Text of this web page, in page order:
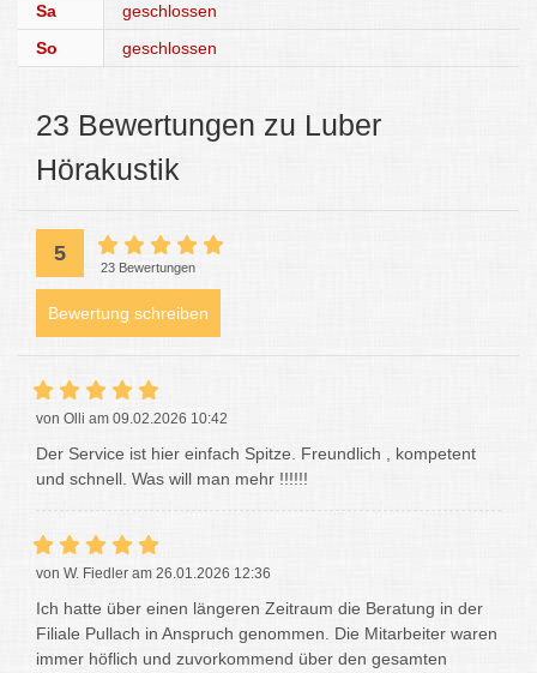
Sa
geschlossen
So
geschlossen
23 Bewertungen zu Luber
Hörakustik
5
23 Bewertungen
Bewertung schreiben
von Olli am 09.02.2026 10:42
Der Service ist hier einfach Spitze. Freundlich , kompetent
und schnell. Was will man mehr !!!!!!
von W. Fiedler am 26.01.2026 12:36
Ich hatte über einen längeren Zeitraum die Beratung in der
Filiale Pullach in Anspruch genommen. Die Mitarbeiter waren
immer höflich und zuvorkommend über den gesamten